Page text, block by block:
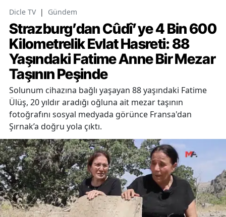
Dicle TV | Gündem
Strazburg’dan Cûdî’ye 4 Bin 600
Kilometrelik Evlat Hasreti: 88
Yaşındaki Fatime Anne Bir Mezar
Taşının Peşinde
Solunum cihazına bağlı yaşayan 88 yaşındaki Fatime
Ülüş, 20 yıldır aradığı oğluna ait mezar taşının
fotoğrafını sosyal medyada görünce Fransa'dan
Şırnak’a doğru yola çıktı.